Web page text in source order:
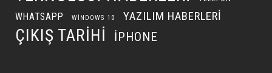
WHATSAPP WINDOWS 10 YAZILIM HABERLERI
ÇIKIŞ TARIHI İPHONE